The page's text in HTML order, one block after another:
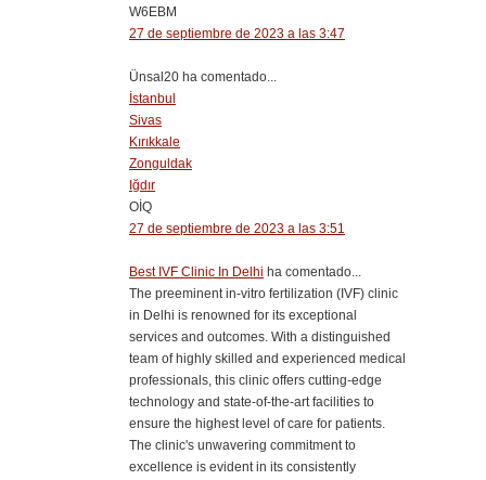
W6EBM
27 de septiembre de 2023 a las 3:47
Ünsal20 ha comentado...
İstanbul
Sivas
Kırıkkale
Zonguldak
Iğdır
OİQ
27 de septiembre de 2023 a las 3:51
Best IVF Clinic In Delhi ha comentado...
The preeminent in-vitro fertilization (IVF) clinic
in Delhi is renowned for its exceptional
services and outcomes. With a distinguished
team of highly skilled and experienced medical
professionals, this clinic offers cutting-edge
technology and state-of-the-art facilities to
ensure the highest level of care for patients.
The clinic's unwavering commitment to
excellence is evident in its consistently